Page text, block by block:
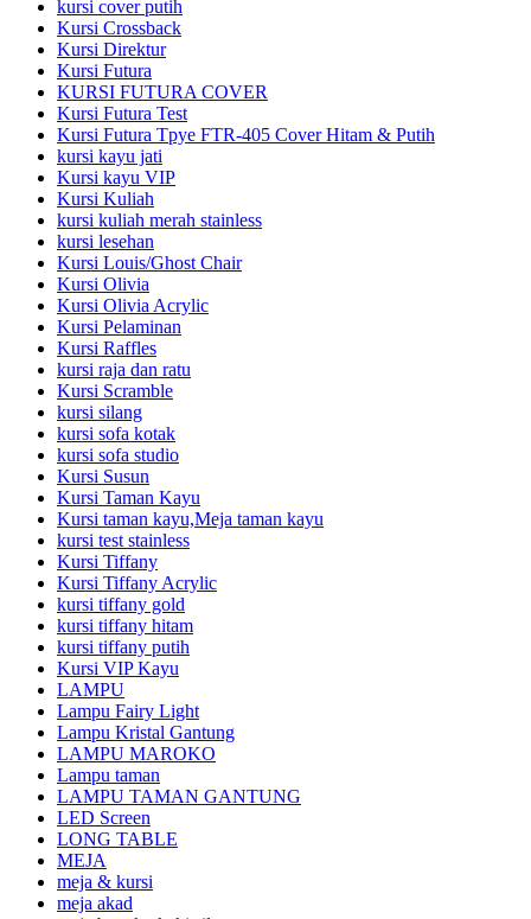
kursi cover putih
Kursi Crossback
Kursi Direktur
Kursi Futura
KURSI FUTURA COVER
Kursi Futura Test
Kursi Futura Tpye FTR-405 Cover Hitam & Putih
kursi kayu jati
Kursi kayu VIP
Kursi Kuliah
kursi kuliah merah stainless
kursi lesehan
Kursi Louis/Ghost Chair
Kursi Olivia
Kursi Olivia Acrylic
Kursi Pelaminan
Kursi Raffles
kursi raja dan ratu
Kursi Scramble
kursi silang
kursi sofa kotak
kursi sofa studio
Kursi Susun
Kursi Taman Kayu
Kursi taman kayu,Meja taman kayu
kursi test stainless
Kursi Tiffany
Kursi Tiffany Acrylic
kursi tiffany gold
kursi tiffany hitam
kursi tiffany putih
Kursi VIP Kayu
LAMPU
Lampu Fairy Light
Lampu Kristal Gantung
LAMPU MAROKO
Lampu taman
LAMPU TAMAN GANTUNG
LED Screen
LONG TABLE
MEJA
meja & kursi
meja akad